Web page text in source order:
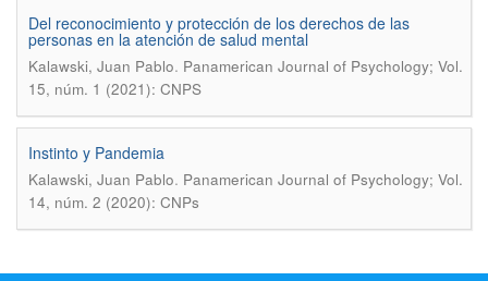
Del reconocimiento y protección de los derechos de las
personas en la atención de salud mental
Kalawski, Juan Pablo. Panamerican Journal of Psychology; Vol.
15, núm. 1 (2021): CNPS
Instinto y Pandemia
Kalawski, Juan Pablo. Panamerican Journal of Psychology; Vol.
14, núm. 2 (2020): CNPs